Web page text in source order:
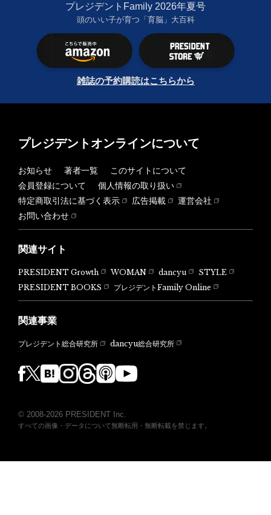
プレジデントFamily 2026年夏号
頭のいい子が育つ「育脳」大百科
雑誌の予約購読はこちらから
プレジデントオンラインについて
お知らせ 著者一覧
このサイトについて
会員登録について
個人情報の取り扱い
特定商取引法に基づく表示
広告掲載
運営会社
お問い合わせ
関連サイト
PRESIDENT Growth WOMAN dancyu
STYLE
PRESIDENT BOOKS
プレジデントFamily Online
関連事業
プレジデント総合研究所 dancyu総合研究所
© 2008-2026 PRESIDENT Inc.
すべての画像・データについて無断転用・無断転載を禁じます。